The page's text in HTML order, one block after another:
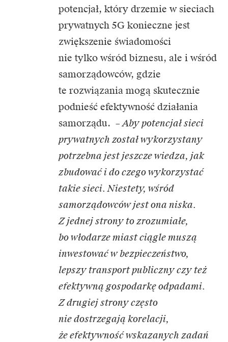
potencjał, który drzemie w sieciach
prywatnych 5G konieczne jest
zwiększenie świadomości
nie tylko wśród biznesu, ale i wśród
samorządowców, gdzie
te rozwiązania mogą skutecznie
podnieść efektywność działania
samorządu. –Aby potencjał sieci
prywatnych został wykorzystany
potrzebna jest jeszcze wiedza, jak
zbudować i do czego wykorzystać
takie sieci. Niestety, wśród
samorządowców jest ona niska.
Z jednej strony to zrozumiałe,
bo włodarze miast ciągle muszą
inwestować w bezpieczeństwo,
lepszy transport publiczny czy też
efektywną gospodarkę odpadami.
Z drugiej strony często
nie dostrzegają korelacji,
że efektywność wskazanych zadań